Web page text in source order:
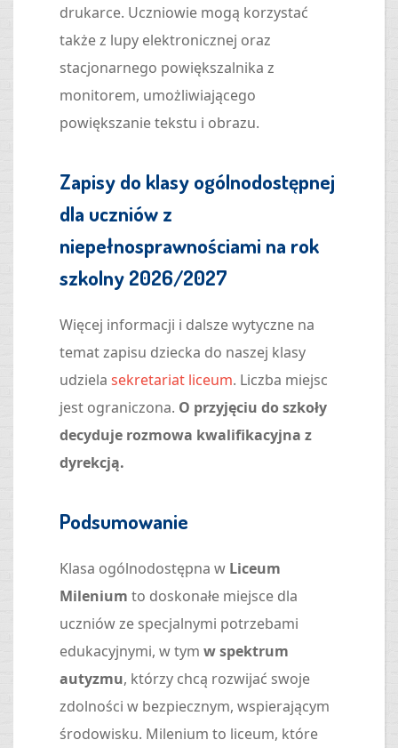
drukarce. Uczniowie mogą korzystać
także z lupy elektronicznej oraz
stacjonarnego powiększalnika z
monitorem, umożliwiającego
powiększanie tekstu i obrazu.
Zapisy do klasy ogólnodostępnej
dla uczniów z
niepełnosprawnościami na rok
szkolny 2026/2027
Więcej informacji i dalsze wytyczne na
temat zapisu dziecka do naszej klasy
udziela sekretariat liceum. Liczba miejsc
jest ograniczona. O przyjęciu do szkoły
decyduje rozmowa kwalifikacyjna z
dyrekcją.
Podsumowanie
Klasa ogólnodostępna w Liceum
Milenium to doskonałe miejsce dla
uczniów ze specjalnymi potrzebami
edukacyjnymi, w tym w spektrum
autyzmu, którzy chcą rozwijać swoje
zdolności w bezpiecznym, wspierającym
środowisku. Milenium to liceum, które